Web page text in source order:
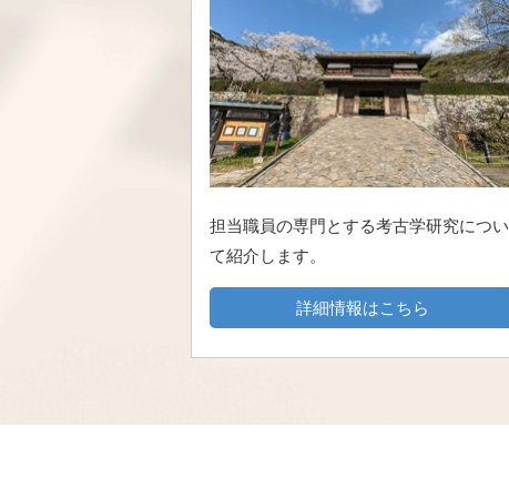
担当職員の専門とする考古学研究につい
て紹介します。
詳細情報はこちら